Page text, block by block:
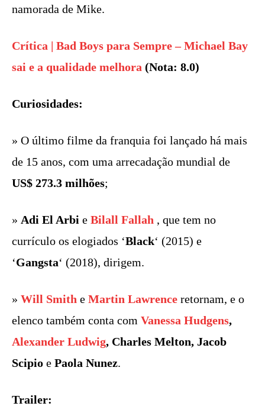
namorada de Mike.
Crítica | Bad Boys para Sempre – Michael Bay
sai e a qualidade melhora (Nota: 8.0)
Curiosidades:
» O último filme da franquia foi lançado há mais
de 15 anos, com uma arrecadação mundial de
US$ 273.3 milhões;
» Adi El Arbi e Bilall Fallah , que tem no
currículo os elogiados ‘Black‘ (2015) e
‘Gangsta‘ (2018), dirigem.
» Will Smith e Martin Lawrence retornam, e o
elenco também conta com Vanessa Hudgens,
Alexander Ludwig, Charles Melton, Jacob
Scipio e Paola Nunez.
Trailer: